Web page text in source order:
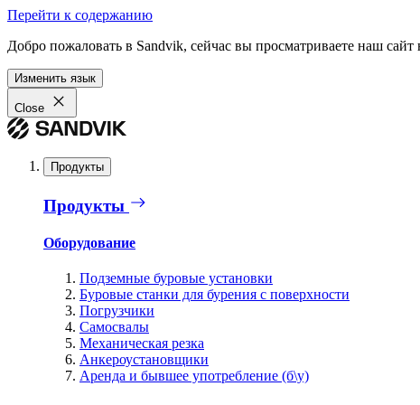
Перейти к содержанию
Добро пожаловать в Sandvik, сейчас вы просматриваете наш
Изменить язык
Close
Продукты
Продукты
Оборудование
Подземные буровые установки
Буровые станки для бурения с поверхности
Погрузчики
Самосвалы
Механическая резка
Анкероустановщики
Аренда и бывшее употребление (б\у)